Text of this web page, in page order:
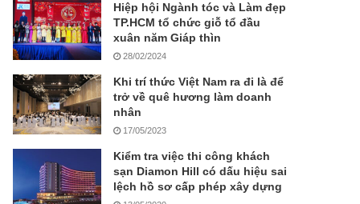
Hiệp hội Ngành tóc và Làm đẹp
TP.HCM tổ chức giỗ tổ đầu
xuân năm Giáp thìn
28/02/2024
Khi trí thức Việt Nam ra đi là để
trở về quê hương làm doanh
nhân
17/05/2023
Kiểm tra việc thi công khách
sạn Diamon Hill có dấu hiệu sai
lệch hồ sơ cấp phép xây dựng